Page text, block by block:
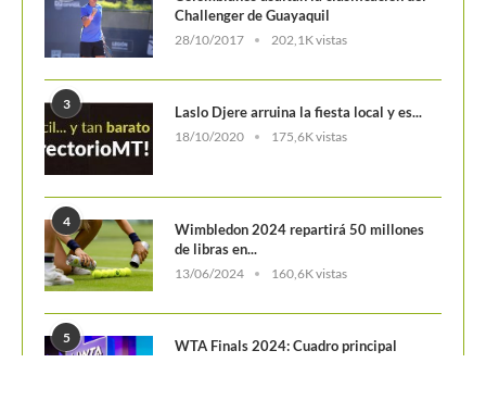
2
Colombianos asaltan la clasificación del
Challenger de Guayaquil
3 Laslo Djere arruina la fiesta local y es...
4
Wimbledon 2024 repartirá 50 millones
de libras en...